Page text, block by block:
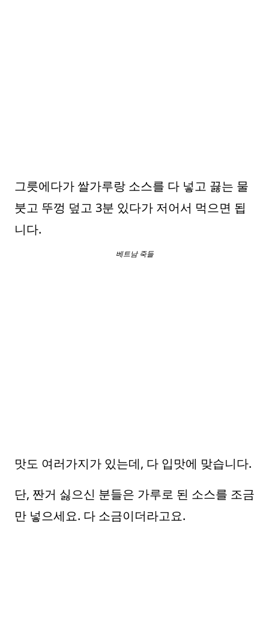
그릇에다가 쌀가루랑 소스를 다 넣고 끓는 물
붓고 뚜껑 덮고 3분 있다가 저어서 먹으면 됩
니다.
베트남 죽들
맛도 여러가지가 있는데, 다 입맛에 맞습니다.
단, 짠거 싫으신 분들은 가루로 된 소스를 조금
만 넣으세요. 다 소금이더라고요.